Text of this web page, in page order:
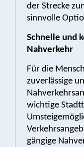
der Strecke
sinnvolle
Schnelle und
Nahverkehr
Für die
zuverlässige
wichtige
gängige